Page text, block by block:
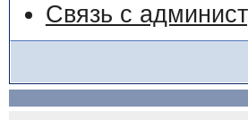
Связь с